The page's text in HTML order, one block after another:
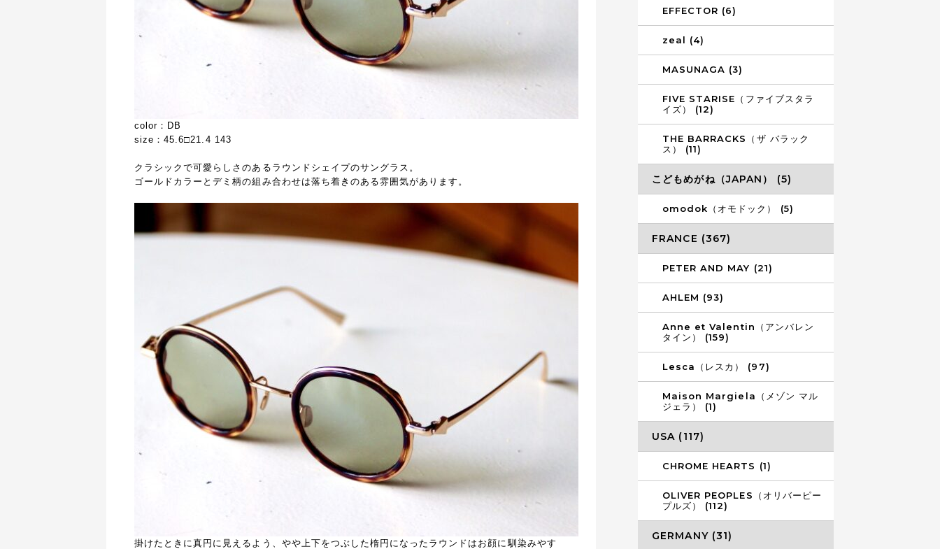
color：DB
size：45.6□21.4 143
クラシックで可愛らしさのあるラウンドシェイプのサングラス。
ゴールドカラーとデミ柄の組み合わせは落ち着きのある雰囲気があります。
掛けたときに真円に見えるよう、やや上下をつぶした楕円になったラウンドはお顔に馴染みやす
EFFECTOR (6)
zeal (4)
MASUNAGA (3)
FIVE STARISE（ファイブスタラ
イズ） (12)
THE BARRACKS（ザ バラック
ス） (11)
こどもめがね（JAPAN） (5)
omodok（オモドック） (5)
FRANCE (367)
PETER AND MAY (21)
AHLEM (93)
Anne et Valentin（アンバレン
タイン） (159)
Lesca（レスカ） (97)
Maison Margiela（メゾン マル
ジェラ） (1)
USA (117)
CHROME HEARTS (1)
OLIVER PEOPLES（オリバーピー
プルズ） (112)
GERMANY (31)